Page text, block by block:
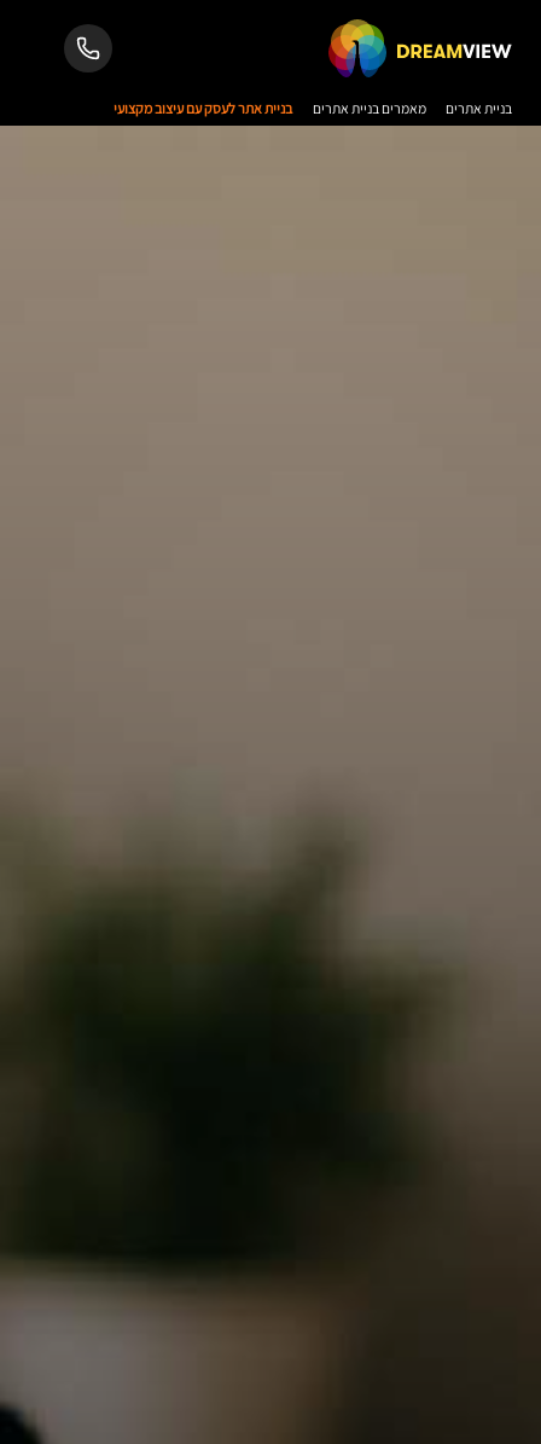
בניית אתרים מאמרים בניית אתרים בניית אתר לעסק עם עיצוב מקצועי